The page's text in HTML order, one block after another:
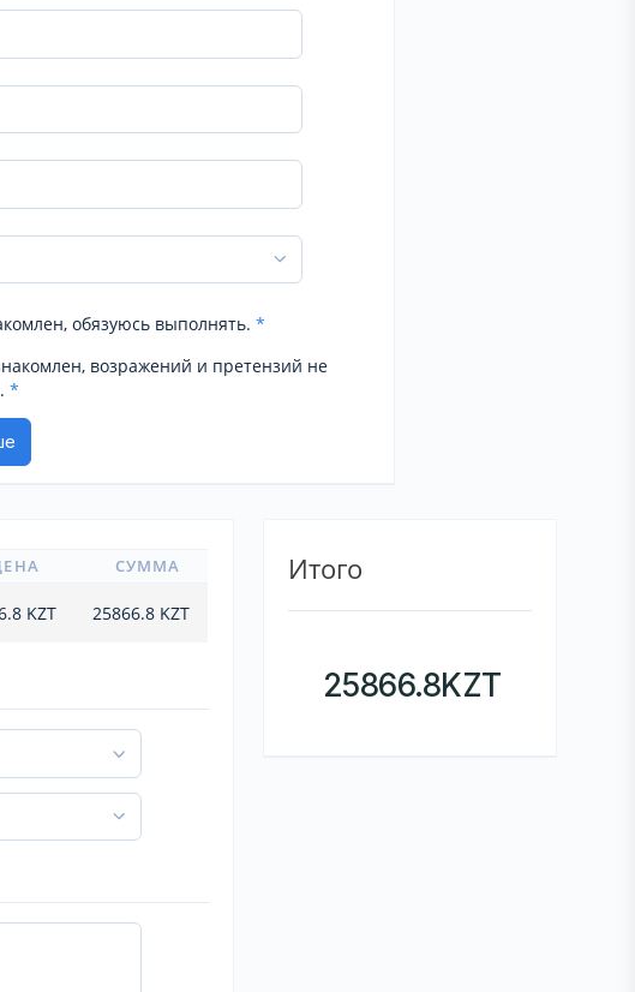
обязуюсь выполнять. *
возражений и претензий не
*
СУММА
KZT 25866.8KZT
Итого
25866.8KZT